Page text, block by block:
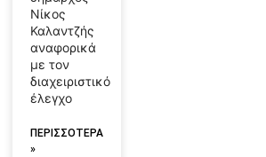
Νίκος
Καλαντζής
αναφορικά
με τον
διαχειριστικό
έλεγχο
ΠΕΡΙΣΣΟΤΕΡΑ
»